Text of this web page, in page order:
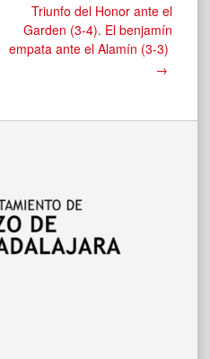
Triunfo del Honor ante el
Garden (3-4). El benjamín
empata ante el Alamín (3-3)
→